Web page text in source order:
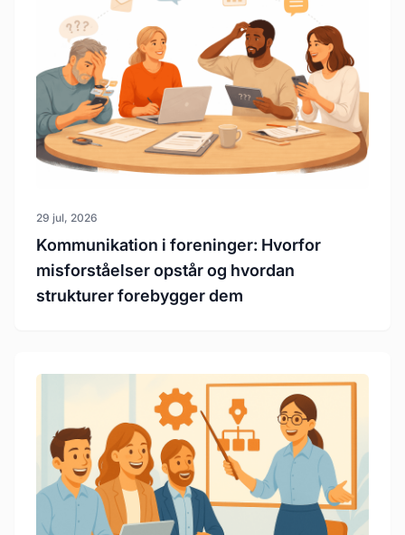
29 jul, 2026
Kommunikation i foreninger: Hvorfor
misforståelser opstår og hvordan
strukturer forebygger dem